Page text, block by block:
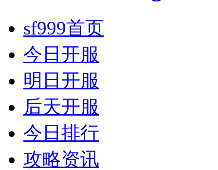
sf999首页
今日开服
明日开服
后天开服
今日排行
攻略资讯